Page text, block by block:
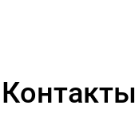
Контакты